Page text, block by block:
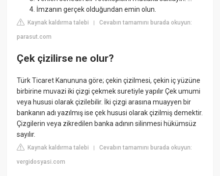
İmzanın gerçek olduğundan emin olun.
Kaynak kaldırma talebi |Cevabın tamamını burada okuyun:
parasut.com
Çek çizilirse ne olur?
Türk Ticaret Kanununa göre; çekin çizilmesi, çekin iç yüzüne
birbirine muvazi iki çizgi çekmek suretiyle yapılır Çek umumi
veya hususi olarak çizilebilir. İki çizgi arasına muayyen bir
bankanın adı yazılmış ise çek hususi olarak çizilmiş demektir.
Çizgilerin veya zikredilen banka adının silinmesi hükümsüz
sayılır.
Kaynak kaldırma talebi |Cevabın tamamını burada okuyun:
vergidosyasi.com